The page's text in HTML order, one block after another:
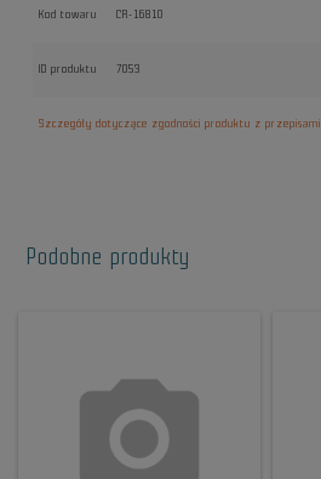
Kod towaru CR-16810
ID produktu 7053
Szczegóły dotyczące zgodności produktu z przepisami
Podobne produkty